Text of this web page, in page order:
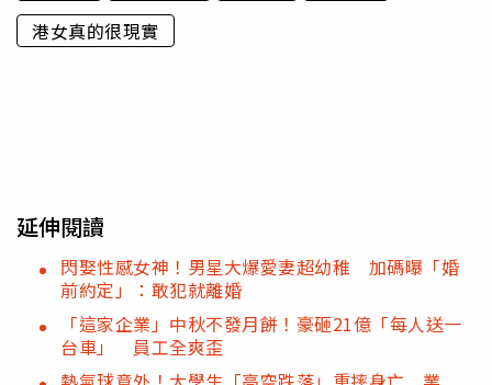
港女真的很現實
延伸閱讀
閃娶性感女神！男星大爆愛妻超幼稚 加碼曝「婚
前約定」：敢犯就離婚
「這家企業」中秋不發月餅！豪砸21億「每人送一
台車」 員工全爽歪